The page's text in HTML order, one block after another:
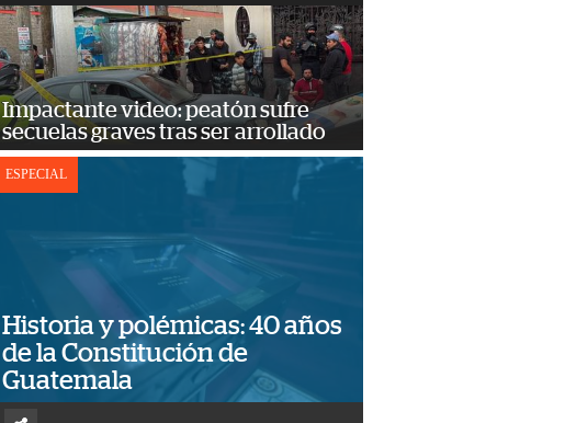
Impactante video: peatón sufre
secuelas graves tras ser arrollado
ESPECIAL
Historia y polémicas: 40 años
de la Constitución de
Guatemala